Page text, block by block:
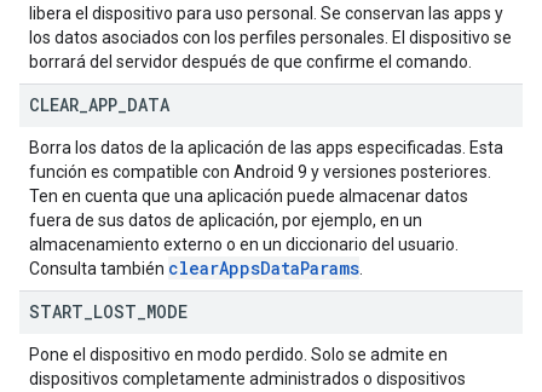
libera el dispositivo para uso personal. Se conservan las apps y
los datos asociados con los perfiles personales. El dispositivo se
borrará del servidor después de que confirme el comando.
CLEAR APP DATA
Borra los datos de la aplicación de las apps especificadas. Esta
función es compatible con Android 9 y versiones posteriores.
Ten en cuenta que una aplicación puede almacenar datos
fuera de sus datos de aplicación, por ejemplo, en un
almacenamiento externo o en un diccionario del usuario.
Consulta también clearAppsDataParams
START LOST MODE
Pone el dispositivo en modo perdido. Solo se admite en
dispositivos completamente administrados o dispositivos